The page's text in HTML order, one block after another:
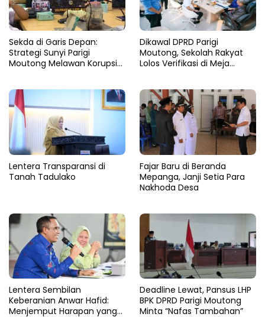
Sekda di Garis Depan:
Strategi Sunyi Parigi
Moutong Melawan Korupsi
Dikawal DPRD Parigi
Moutong, Sekolah Rakyat
Lolos Verifikasi di Meja
Lentera Transparansi di
Tanah Tadulako
Fajar Baru di Beranda
Mepanga, Janji Setia Para
Nakhoda Desa
Lentera Sembilan
Keberanian Anwar Hafid:
Menjemput Harapan yang
Deadline Lewat, Pansus LHP
BPK DPRD Parigi Moutong
Minta “Nafas Tambahan”